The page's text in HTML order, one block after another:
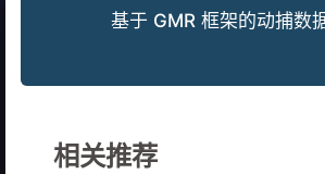
基于 GMR 框架的动捕数
相关推荐